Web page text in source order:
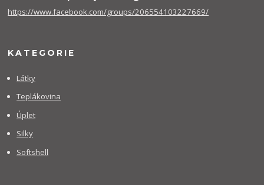
https://www.facebook.com/groups/206554103227669/
KATEGORIE
Látky
Teplákovina
Úplet
Silky
Softshell